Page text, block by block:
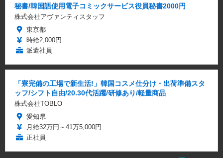
秘書/韓国語使用電子コミックサービス役員秘書2000円
株式会社アヴァンティスタッフ
東京都
時給2,000円
派遣社員
「寮完備の工場で新生活!」韓国コスメ仕分け・出荷準備スタ
ッフ/シフト自由/20.30代活躍/研修あり/軽量商品
株式会社TOBLO
愛知県
月給32万円～41万5,000円
正社員